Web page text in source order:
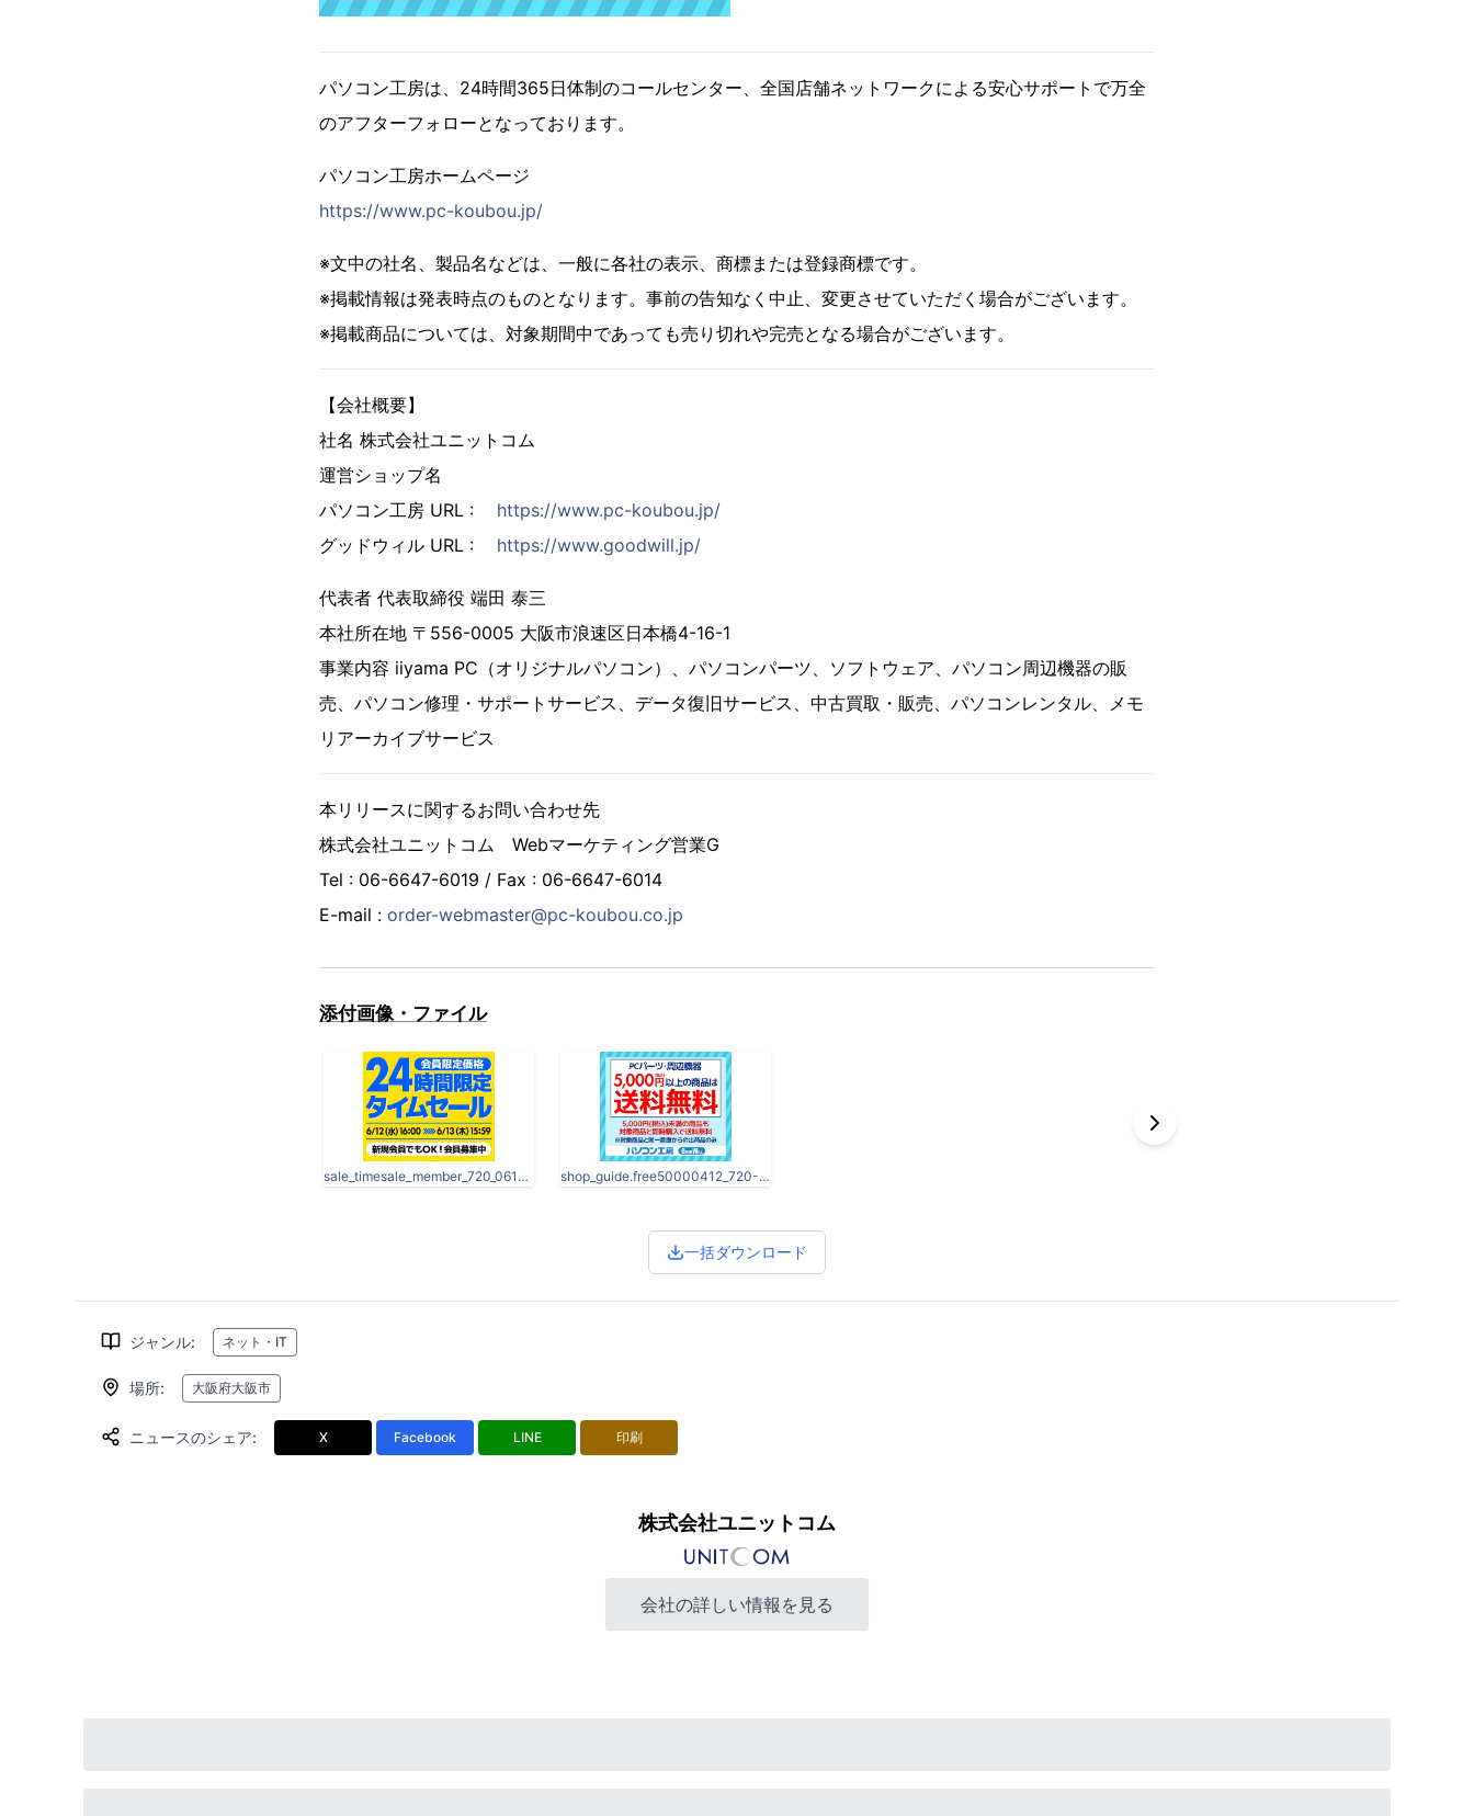
パソコン工房は、24時間365日体制のコールセンター、全国店舗ネットワークによる安心サポートで万全
のアフターフォローとなっております。
パソコン工房ホームページ
https://www.pc-koubou.jp/
※文中の社名、製品名などは、一般に各社の表示、商標または登録商標です。
※掲載情報は発表時点のものとなります。事前の告知なく中止、変更させていただく場合がございます。
※掲載商品については、対象期間中であっても売り切れや完売となる場合がございます。
【会社概要】
社名 株式会社ユニットコム
運営ショップ名
パソコン工房 URL : https://www.pc-koubou.jp/
グッドウィル URL : https://www.goodwill.jp/
代表者 代表取締役 端田 泰三
本社所在地 〒556-0005 大阪市浪速区日本橋4-16-1
事業内容 iiyama PC（オリジナルパソコン）、パソコンパーツ、ソフトウェア、パソコン周辺機器の販
売、パソコン修理・サポートサービス、データ復旧サービス、中古買取・販売、パソコンレンタル、メモ
リアーカイブサービス
本リリースに関するお問い合わせ先
株式会社ユニットコム Webマーケティング営業G
Tel : 06-6647-6019 / Fax : 06-6647-6014
E-mail : order-webmaster@pc-koubou.co.jp
添付画像・ファイル
sale_timesale_member_720_0612.jpg shop_guide.free50000412_720-1.jpg
一括ダウンロード
ジャンル: ネット・IT
場所: 大阪府大阪市
ニュースのシェア: X Facebook LINE 印刷
株式会社ユニットコム
会社の詳しい情報を見る